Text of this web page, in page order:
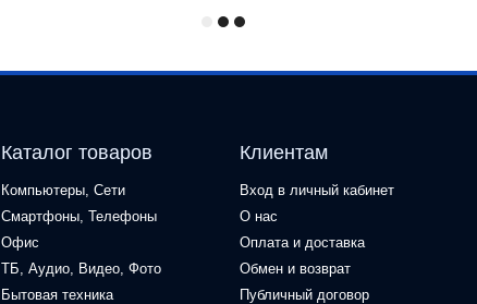
Каталог товаров
Компьютеры, Сети
Смартфоны, Телефоны
Офис
ТБ, Аудио, Видео, Фото
Бытовая техника
Клиентам
Вход в личный кабинет
О нас
Оплата и доставка
Обмен и возврат
Публичный договор